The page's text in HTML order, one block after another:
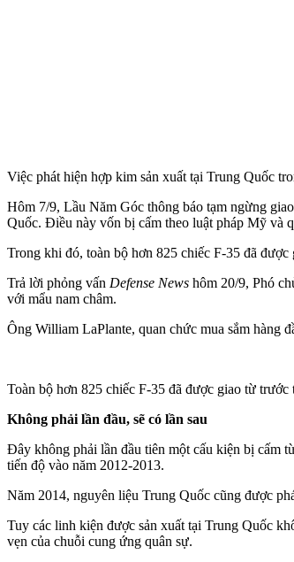
Việc phát hiện hợp kim sản xuất tại Trung Quốc
Hôm 7/9, Lầu Năm Góc thông báo tạm ngừng
Quốc. Điều này vốn bị cấm theo luật pháp Mỹ và
Trong khi đó, toàn bộ hơn 825 chiếc F-35 đã
Trả lời phỏng vấn Defense News hôm 20/9, Phó
với mẩu nam châm.
Ông William LaPlante, quan chức mua sắm hàng
Toàn bộ hơn 825 chiếc F-35 đã được giao từ
Không phải lần đầu, sẽ có lần sau
Đây không phải lần đầu tiên một cấu kiện bị cấm
tiến độ vào năm 2012-2013.
Năm 2014, nguyên liệu Trung Quốc cũng được
Tuy các linh kiện được sản xuất tại Trung Quốc
vẹn của chuỗi cung ứng quân sự.